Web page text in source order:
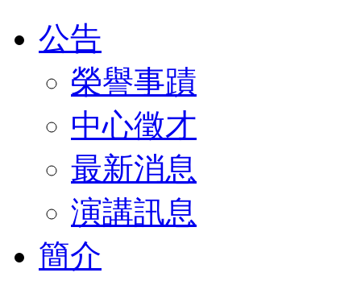
公告
榮譽事蹟
中心徵才
最新消息
演講訊息
簡介